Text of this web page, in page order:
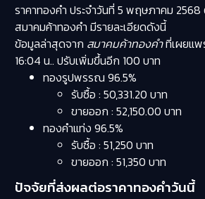
ราคาทองคำ ประจำวันที่ 5 พฤษภาคม 2568
สมาคมค้าทองคำ มีรายละเอียดดังนี้
ข้อมูลล่าสุดจาก สมาคมค้าทองคำที่เผยแพ
16:04 น.. ปรับเพิ่มขึ้นอีก 100 บาท
ทองรูปพรรณ 96.5%
รับซื้อ : 50,331.20 บาท
ขายออก : 52,150.00 บาท
ทองคำแท่ง 96.5%
รับซื้อ : 51,250 บาท
ขายออก : 51,350 บาท​
ปัจจัยที่ส่งผลต่อราคาทองคำวันนี้